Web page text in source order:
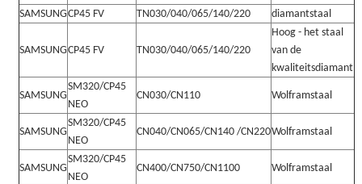
SAMSUNGCP45 FV TN030/040/065/140/220 diamantstaal
SAMSUNGCP45 FV TN030/040/065/140/220
Hoog - het staal
van de
kwaliteitsdiamant
SAMSUNG
SM320/CP45
NEO
CN030/CN110 Wolframstaal
SAMSUNG
SM320/CP45
NEO
CN040/CN065/CN140 /CN220Wolframstaal
SAMSUNG
SM320/CP45
NEO
CN400/CN750/CN1100 Wolframstaal